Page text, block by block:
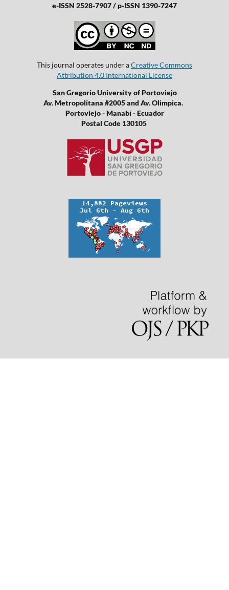
e-ISSN 2528-7907 / p-ISSN 1390-7247
This journal operates under aCreative Commons
Attribution 4.0 International License
San Gregorio University of Portoviejo
Av. Metropolitana #2005 and Av. Olimpica.
Portoviejo - Manabí - Ecuador
Postal Code 130105